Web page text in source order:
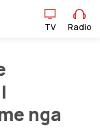
TV Radio
nga